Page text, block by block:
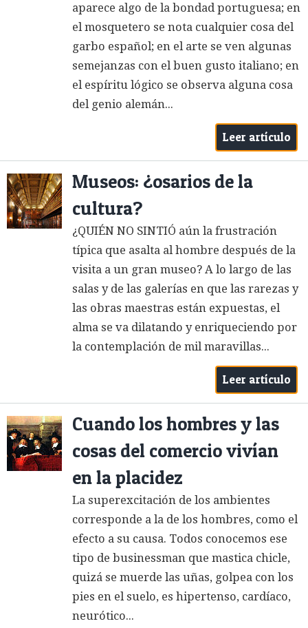
aparece algo de la bondad portuguesa; en
el mosquetero se nota cualquier cosa del
garbo español; en el arte se ven algunas
semejanzas con el buen gusto italiano; en
el espíritu lógico se observa alguna cosa
del genio alemán...
Leer artículo
Museos: ¿osarios de la
cultura?
¿QUIÉN NO SINTIÓ aún la frustración
típica que asalta al hombre después de la
visita a un gran museo? A lo largo de las
salas y de las galerías en que las rarezas y
las obras maestras están expuestas, el
alma se va dilatando y enriqueciendo por
la contemplación de mil maravillas...
Leer artículo
Cuando los hombres y las
cosas del comercio vivían
en la placidez
La superexcitación de los ambientes
corresponde a la de los hombres, como el
efecto a su causa. Todos conocemos ese
tipo de businessman que mastica chicle,
quizá se muerde las uñas, golpea con los
pies en el suelo, es hipertenso, cardíaco,
neurótico...